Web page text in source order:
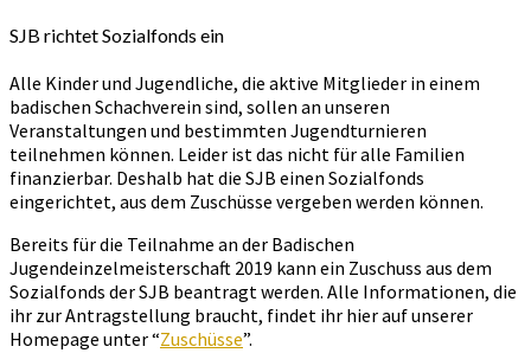
SJB richtet Sozialfonds ein
Alle Kinder und Jugendliche, die aktive Mitglieder in einem
badischen Schachverein sind, sollen an unseren
Veranstaltungen und bestimmten Jugendturnieren
teilnehmen können. Leider ist das nicht für alle Familien
finanzierbar. Deshalb hat die SJB einen Sozialfonds
eingerichtet, aus dem Zuschüsse vergeben werden können.
Bereits für die Teilnahme an der Badischen
Jugendeinzelmeisterschaft 2019 kann ein Zuschuss aus dem
Sozialfonds der SJB beantragt werden. Alle Informationen, die
ihr zur Antragstellung braucht, findet ihr hier auf unserer
Homepage unter “Zuschüsse”.